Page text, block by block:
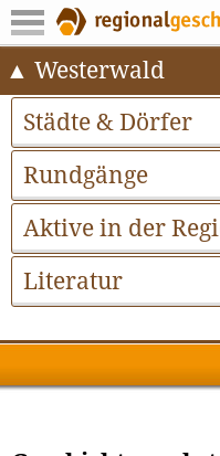
Westerwald
Städte & Dörfer
Rundgänge
Aktive in der
Literatur